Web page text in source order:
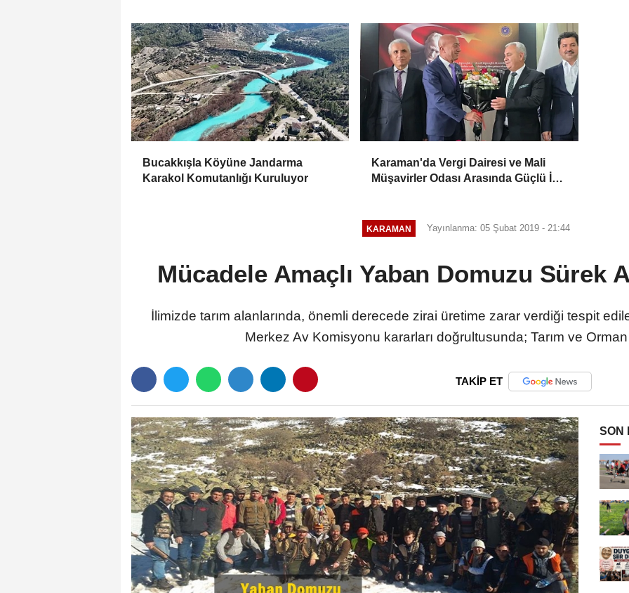
Bucakkışla Köyüne Jandarma
Karakol Komutanlığı Kuruluyor
Karaman'da Vergi Dairesi ve Mali
Müşavirler Odası Arasında Güçlü İş
KARAMAN Yayınlanma: 05 Şubat 2019 - 21:44
Mücadele Amaçlı Yaban Domuzu Sürek
İlimizde tarım alanlarında, önemli derecede zirai üretime zarar verdiği tespit
Merkez Av Komisyonu kararları doğrultusunda; Tarım ve Orman
TAKİP ET
SON